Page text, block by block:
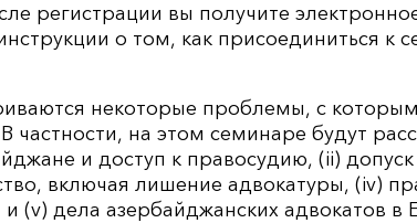
регистрации вы получите
о том, как присоединиться к
некоторые проблемы, с
частности, на этом семинаре будут
и доступ к правосудию, (ii) допуск
включая лишение адвокатуры, (iv)
(v) дела азербайджанских адвокатов в